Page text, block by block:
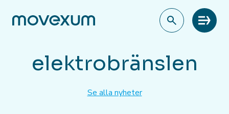
Meny
elektrobränslen
Se alla nyheter